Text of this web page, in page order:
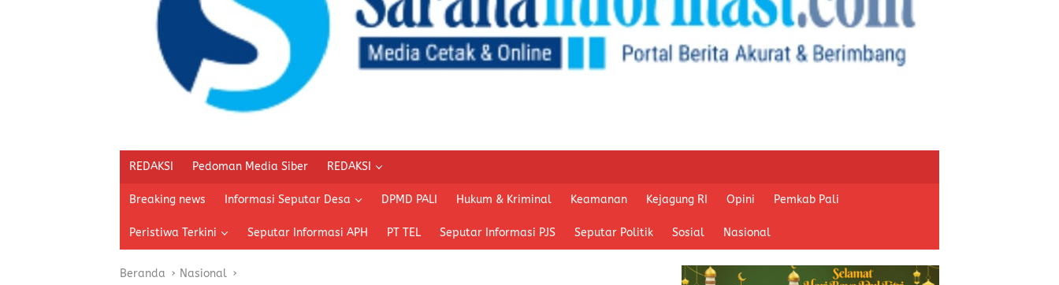
REDAKSI Pedoman Media Siber REDAKSI
Breaking news Informasi Seputar Desa DPMD PALI Hukum & Kriminal Keamanan Kejagung RI Opini Pemkab Pali
Peristiwa Terkini Seputar Informasi APH PT TEL Seputar Informasi PJS Seputar Politik Sosial Nasional
Beranda Nasional